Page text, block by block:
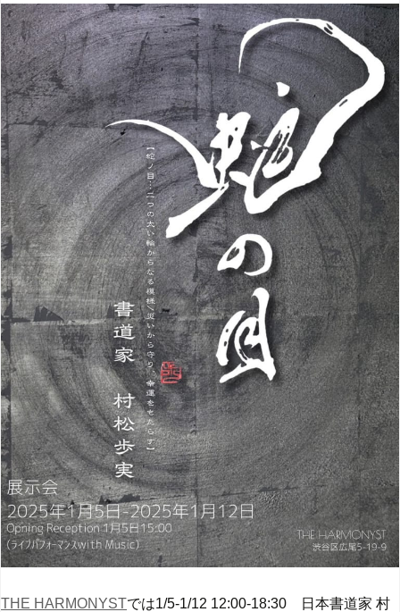
THE HARMONYSTでは1/5-1/12 12:00-18:30 日本書道家 村